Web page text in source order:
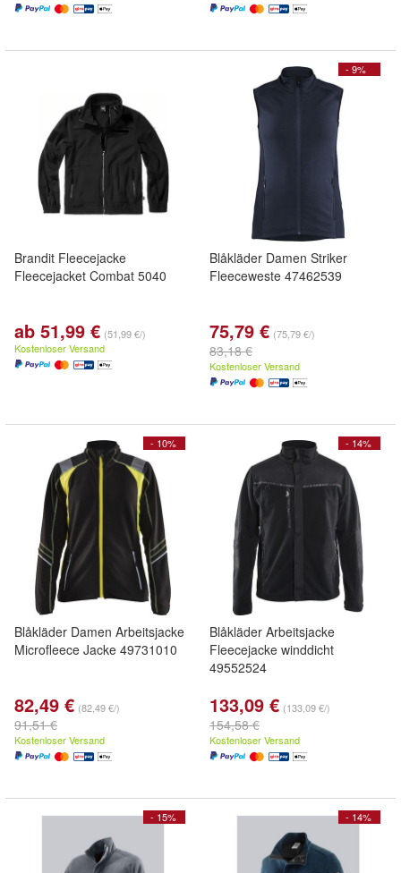
Brandit Fleecejacke
Fleecejacket Combat 5040
ab 51,99 € (51,99 €/)
Kostenloser Versand
- 9%
Blåkläder Damen Striker
Fleeceweste 47462539
75,79 € (75,79 €/)
83,18 €
Kostenloser Versand
- 10%
Blåkläder Damen Arbeitsjacke
Microfleece Jacke 49731010
82,49 € (82,49 €/)
91,51 €
Kostenloser Versand
- 14%
Blåkläder Arbeitsjacke
Fleecejacke winddicht
49552524
133,09 € (133,09 €/)
154,58 €
Kostenloser Versand
- 15% - 14%